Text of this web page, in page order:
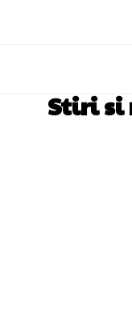
Stiri si